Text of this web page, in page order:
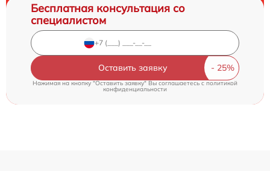
Бесплатная консультация со
специалистом
Оставить заявку
Нажимая на кнопку "Оставить заявку" Вы соглашаетесь cполитикой
конфиденциальности